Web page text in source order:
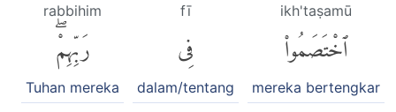
ikh'taṣamū
ٱخْتَصَمُوا۟
mereka bertengkar
fī
فِى
dalam/tentang
rabbihim
رَبِّهِمْۖ
Tuhan mereka